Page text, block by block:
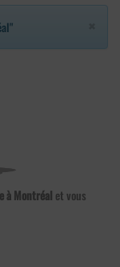
à Montréal et vous